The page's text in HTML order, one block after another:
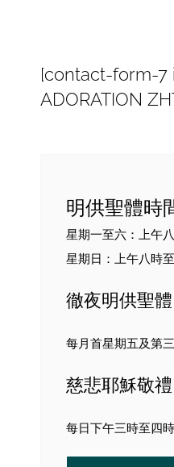
靈修[contact-form-7
ADORATION
明供聖體時
星期一至六：上午
星期日：上午八時
徹夜明供聖體
每月首星期五及第
慈悲耶穌敬禮
每日下午三時至四